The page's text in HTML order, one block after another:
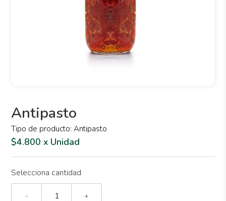
Antipasto
Tipo de producto: Antipasto
$4.800 x Unidad
Selecciona cantidad
- +